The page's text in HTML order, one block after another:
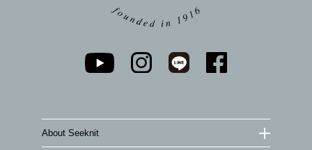
About Seeknit